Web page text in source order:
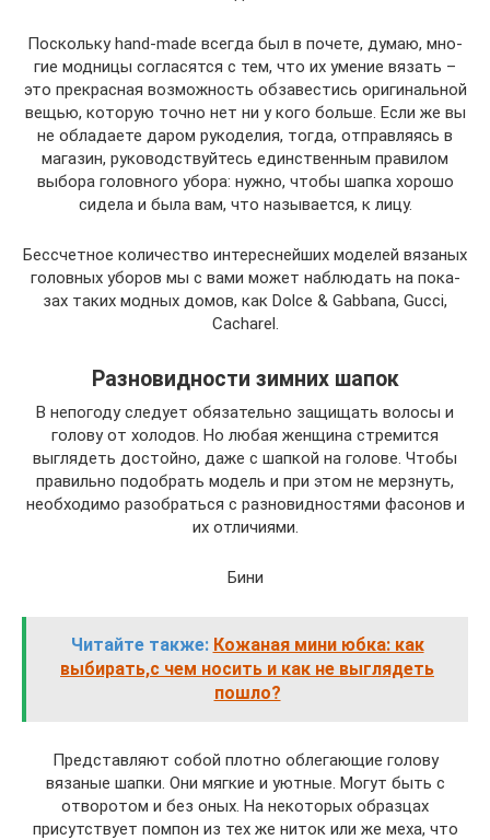
Посколь­ку hand-made все­гда был в поче­те, думаю, мно­
гие мод­ни­цы согла­сят­ся с тем, что их уме­ние вязать –
это пре­крас­ная воз­мож­ность обза­ве­стись ори­ги­наль­ной
вещью, кото­рую точ­но нет ни у кого боль­ше. Если же вы
не обла­да­е­те даром руко­де­лия, тогда, отправ­ля­ясь в
мага­зин, руко­вод­ствуй­тесь един­ствен­ным пра­ви­лом
выбо­ра голов­но­го убо­ра: нуж­но, что­бы шап­ка хоро­шо
сиде­ла и была вам, что назы­ва­ет­ся, к лицу.
Бес­счет­ное коли­че­ство инте­рес­ней­ших моде­лей вяза­ных
голов­ных убо­ров мы с вами может наблю­дать на пока­
зах таких мод­ных домов, как Dolce & Gabbana, Gucci,
Cacharel.
Разновидности зимних шапок
В непогоду следует обязательно защищать волосы и
голову от холодов. Но любая женщина стремится
выглядеть достойно, даже с шапкой на голове. Чтобы
правильно подобрать модель и при этом не мерзнуть,
необходимо разобраться с разновидностями фасонов и
их отличиями.
Бини
Читайте также: Кожаная мини юбка: как
выбирать,с чем носить и как не выглядеть
пошло?
Представляют собой плотно облегающие голову
вязаные шапки. Они мягкие и уютные. Могут быть с
отворотом и без оных. На некоторых образцах
присутствует помпон из тех же ниток или же меха, что